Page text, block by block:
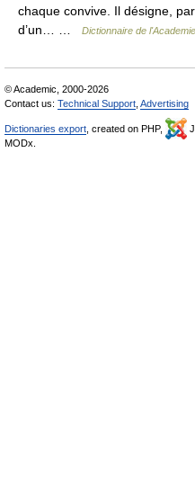
chaque convive. Il désigne,
d’un… …
Dictionnaire de
© Academic, 2000-2026
Contact us: Technical Support Advertising
Dictionaries export , created on PHP,
MODx.